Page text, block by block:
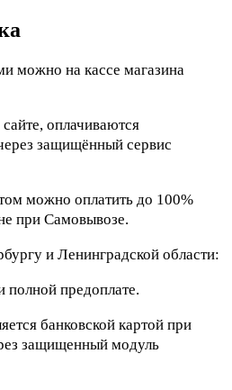
можно на кассе магазина
оплачиваются
защищённый сервис
можно оплатить до 100%
при Самовывозе.
и Ленинградской области:
полной предоплате.
банковской картой при
защищенный модуль